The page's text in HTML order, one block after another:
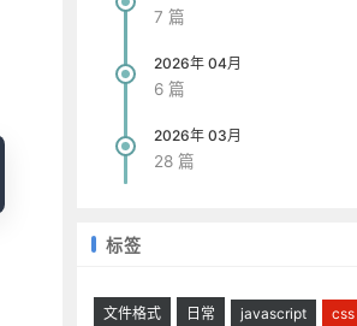
7 篇
2026年 04月
6 篇
2026年 03月
28 篇
标签
文件格式 日常 javascript
css